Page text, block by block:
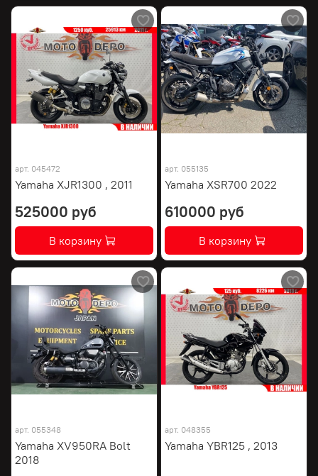
арт. 045472
Yamaha XJR1300 , 2011
525000 руб
В корзину
арт. 055135
Yamaha XSR700 2022
610000 руб
В корзину
арт. 055348
Yamaha XV950RA Bolt
2018
арт. 048355
Yamaha YBR125 , 2013